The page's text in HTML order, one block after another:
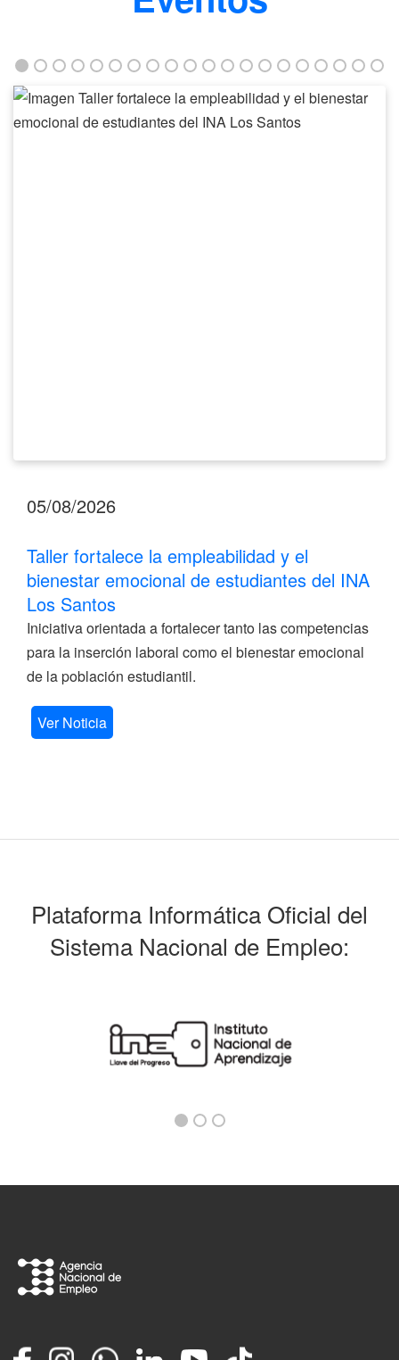
Taller
fortalece
05/08/2026
Taller fortalece la empleabilidad y el
bienestar emocional de estudiantes del INA
Los Santos
Iniciativa orientada a fortalecer tanto las competencias
para la inserción laboral como el bienestar emocional
de la población estudiantil.
Ver Noticia
Plataforma Informática Oficial del
Sistema Nacional de Empleo: